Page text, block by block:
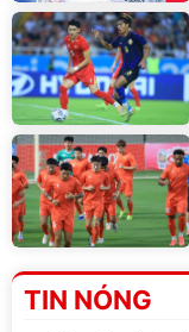
TIN NÓNG